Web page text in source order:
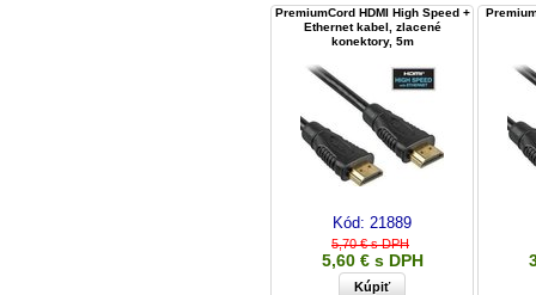
PremiumCord HDMI High Speed +
Ethernet kabel, zlacené
konektory, 5m
Kód: 21889
5,70 € s DPH
5,60 € s DPH